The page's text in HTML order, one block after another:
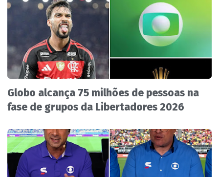
Globo alcança 75 milhões de pessoas na
fase de grupos da Libertadores 2026